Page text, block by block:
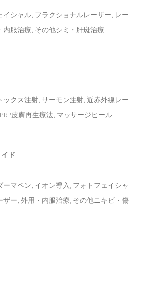
イシャル, フラクショナルレーザー, レー
内服治療, その他シミ・肝斑治療
ックス注射, サーモン注射, 近赤外線レー
皮膚再生療法, マッサージピール
ド
マペン, イオン導入, フォトフェイシャ
ザー, 外用・内服治療, その他ニキビ・傷